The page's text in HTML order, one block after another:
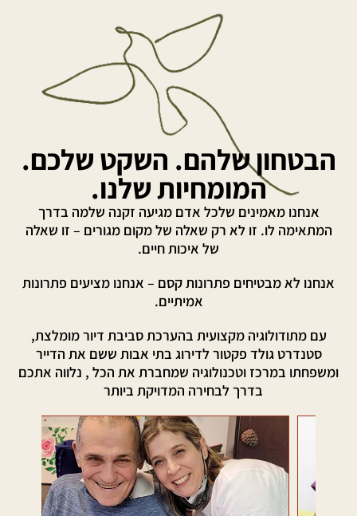
הבטחון שלהם. השקט שלכם.
המומחיות שלנו.
אנחנו מאמינים שלכל אדם מגיעה זקנה שלמה בדרך
המתאימה לו. זו לא רק שאלה של מקום מגורים – זו שאלה
של איכות חיים.
אנחנו לא מבטיחים פתרונות קסם – אנחנו מציעים פתרונות
אמיתיים.
עם מתודולוגיה מקצועית בהערכת סביבת דיור מומלצת,
סטנדרט גולד פקטור לדירוג בתי אבות ששם את הדייר
ומשפחתו במרכז וטכנולוגיה שמחברת את הכל , נלווה אתכם
בדרך לבחירה המדויקת ביותר